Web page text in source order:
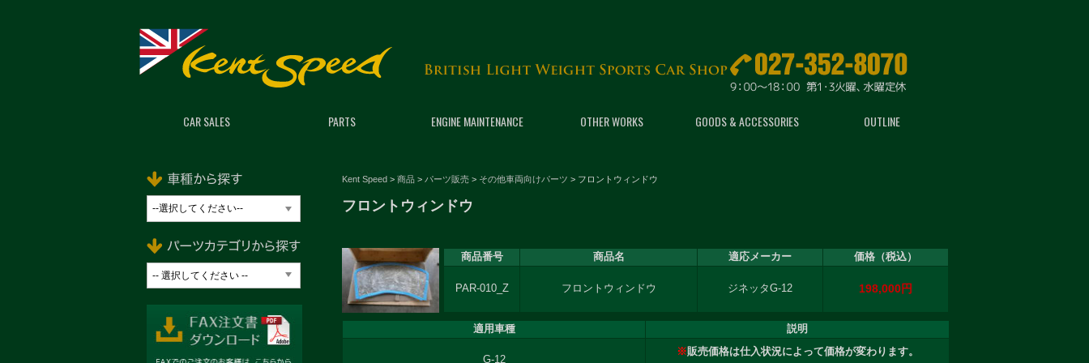
CAR SALES PARTS ENGINE MAINTENANCE OTHER WORKS GOODS & ACCESSORIES OUTLINE
Kent Speed > 商品 > パーツ販売 > その他車両向けパーツ > フロントウィンドウ
フロントウィンドウ
商品番号 商品名 適応メーカー 価格（税込）
PAR-010_Z フロントウィンドウ ジネッタG-12 198,000円
適用車種 説明
G-12
※販売価格は仕入状況によって価格が変わります。